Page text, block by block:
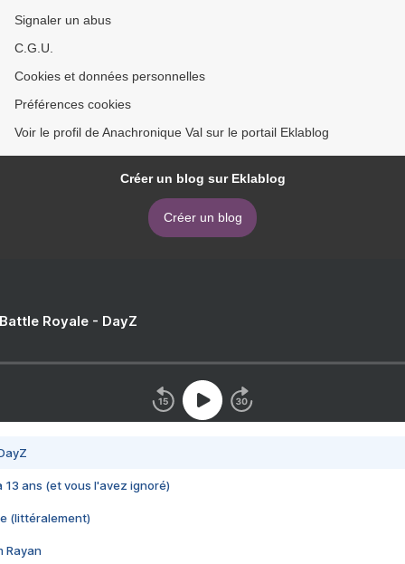
Signaler un abus
C.G.U.
Cookies et données personnelles
Préférences cookies
Voir le profil de Anachronique Val sur le portail Eklablog
Créer un blog sur Eklablog
Créer un blog
Royale - DayZ
13 ans (et vous l'avez ignoré)
(littéralement)
Rayan